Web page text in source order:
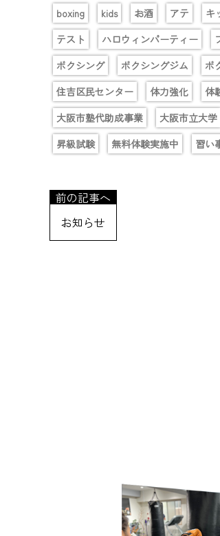
boxing kids お酒 アテ キ
テスト
ハロウィンパーティー
ボクシング
ボクシングジム ボ
住吉区民センター
体力強化 体
大阪市塾代助成事業
大阪市立大学
昇級試験
無料体験実施中 習い
前の記事へ
お知らせ